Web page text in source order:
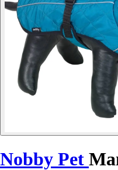
Nobby Pet